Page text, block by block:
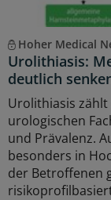
Hoher Medical
Urolithiasis:
deutlich
Urolithiasis
urologischen
und Prävalenz.
besonders in
der Betroffenen